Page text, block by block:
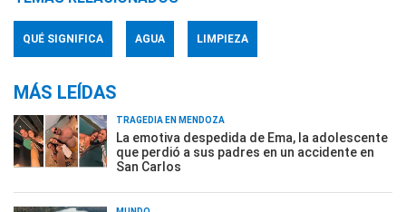
QUÉ SIGNIFICA AGUA LIMPIEZA
MÁS LEÍDAS
TRAGEDIA EN MENDOZA
La emotiva despedida de Ema, la adolescente
que perdió a sus padres en un accidente en
San Carlos